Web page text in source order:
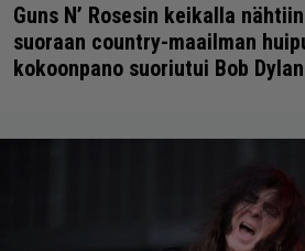
Guns N’ Rosesin keikalla
suoraan country-maailman
kokoonpano suoriutui Bob